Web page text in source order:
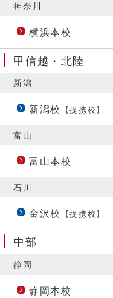
神奈川
横浜本校
甲信越・北陸
新潟
新潟校 【提携校】
富山
富山本校
石川
金沢校 【提携校】
中部
静岡
静岡本校